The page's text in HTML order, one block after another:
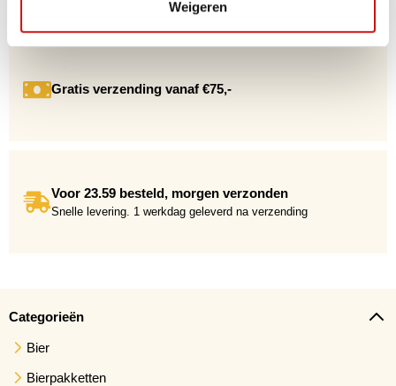
Weigeren
Gratis verzending vanaf €75,-
Voor 23.59 besteld, morgen verzonden
Snelle levering. 1 werkdag geleverd na verzending
Categorieën
Bier
Bierpakketten